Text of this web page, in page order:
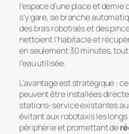
l’espace d’une place et demie
s’y gare, se branche
des bras robotisés et des
nettoient l’habitacle et
en seulement 30 minutes,
l’eau utilisée.
L’avantage est stratégique :
peuvent être installées
stations-service existantes
évitant aux robotaxis les
périphérie et promettant de